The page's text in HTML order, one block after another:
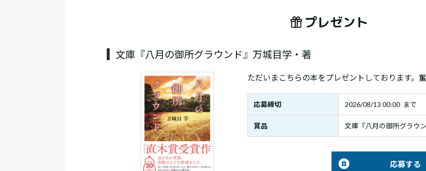
プレゼント
文庫『八月の御所グラウンド』万城目学・著
ただいまこちらの本をプレゼントしております。
応募締切 2026/08/13 00:00 まで
賞品 文庫『八月の御所グラウ
応募する